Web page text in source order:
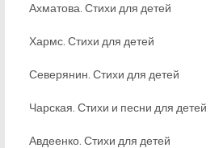
Ахматова. Стихи для детей
Хармс. Стихи для детей
Северянин. Стихи для детей
Чарская. Стихи и песни для детей
Авдеенко. Стихи для детей